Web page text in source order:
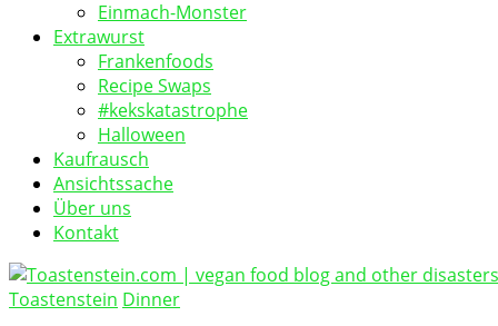
Einmach-Monster
Extrawurst
Frankenfoods
Recipe Swaps
#kekskatastrophe
Halloween
Kaufrausch
Ansichtssache
Über uns
Kontakt
Toastenstein Dinner